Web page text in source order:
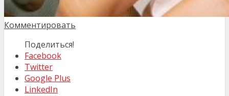
Комментировать
Поделиться!
Facebook
Twitter
Google Plus
LinkedIn